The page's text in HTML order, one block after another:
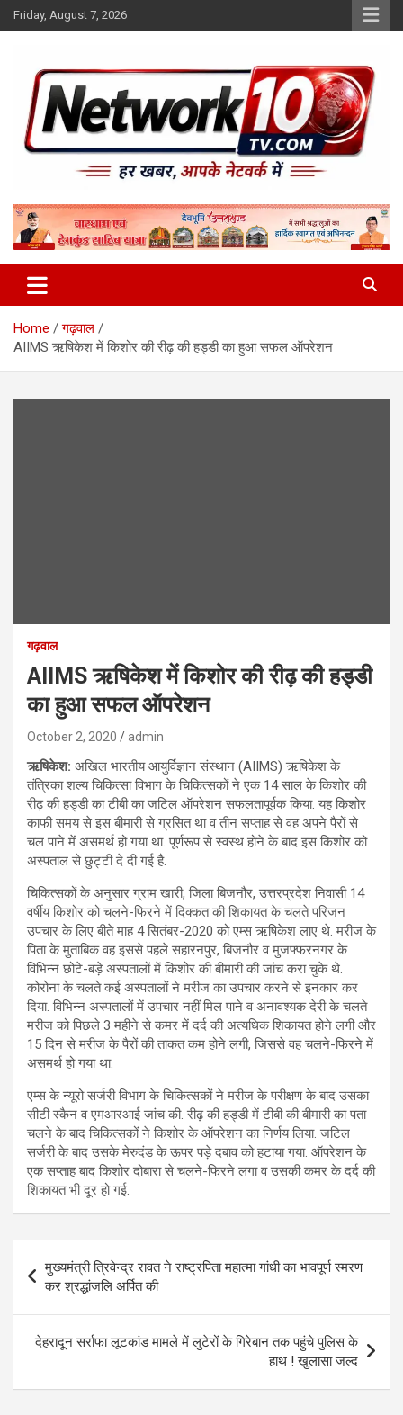
Skip
to
Friday, August 7, 2026
Network10tv
Home
गढ़वाल
AIIMS ऋषिकेश में किशोर की रीढ़ की हड्डी का हुआ सफल ऑपरेशन
गढ़वाल
AIIMS ऋषिकेश में किशोर की रीढ़ की हड्डी
का हुआ सफल ऑपरेशन
October 2, 2020 admin
ऋषिकेश: अखिल भारतीय आयुर्विज्ञान संस्थान (AIIMS) ऋषिकेश के
तंत्रिका शल्य चिकित्सा विभाग के चिकित्सकों ने एक 14 साल के किशोर की
रीढ़ की हड्डी का टीबी का जटिल ऑपरेशन सफलतापूर्वक किया. यह किशोर
काफी समय से इस बीमारी से ग्रसित था व तीन सप्ताह से वह अपने पैरों से
चल पाने में असमर्थ हो गया था. पूर्णरूप से स्वस्थ होने के बाद इस किशोर को
अस्पताल से छुट्टी दे दी गई है.
चिकित्सकों के अनुसार ग्राम खारी, जिला बिजनौर, उत्तरप्रदेश निवासी 14
वर्षीय किशोर को चलने-फिरने में दिक्कत की शिकायत के चलते परिजन
उपचार के लिए बीते माह 4 सितंबर-2020 को एम्स ऋषिकेश लाए थे. मरीज के
पिता के मुताबिक वह इससे पहले सहारनपुर, बिजनौर व मुजफ्फरनगर के
विभिन्न छोटे-बड़े अस्पतालों में किशोर की बीमारी की जांच करा चुके थे.
कोरोना के चलते कई अस्पतालों ने मरीज का उपचार करने से इनकार कर
दिया. विभिन्न अस्पतालों में उपचार नहीं मिल पाने व अनावश्यक देरी के चलते
मरीज को पिछले 3 महीने से कमर में दर्द की अत्यधिक शिकायत होने लगी और
15 दिन से मरीज के पैरों की ताकत कम होने लगी, जिससे वह चलने-फिरने में
असमर्थ हो गया था.
एम्स के न्यूरो सर्जरी विभाग के चिकित्सकों ने मरीज के परीक्षण के बाद उसका
सीटी स्कैन व एमआरआई जांच की. रीढ़ की हड्डी में टीबी की बीमारी का पता
चलने के बाद चिकित्सकों ने किशोर के ऑपरेशन का निर्णय लिया. जटिल
सर्जरी के बाद उसके मेरुदंड के ऊपर पड़े दबाव को हटाया गया. ऑपरेशन के
एक सप्ताह बाद किशोर दोबारा से चलने-फिरने लगा व उसकी कमर के दर्द की
शिकायत भी दूर हो गई.
navigation
मुख्यमंत्री त्रिवेन्द्र रावत ने राष्ट्रपिता महात्मा गांधी का भावपूर्ण स्मरण
कर श्रद्धांजलि अर्पित की
देहरादून सर्राफा लूटकांड मामले में लुटेरों के गिरेबान तक पहुंचे पुलिस के
हाथ ! खुलासा जल्द